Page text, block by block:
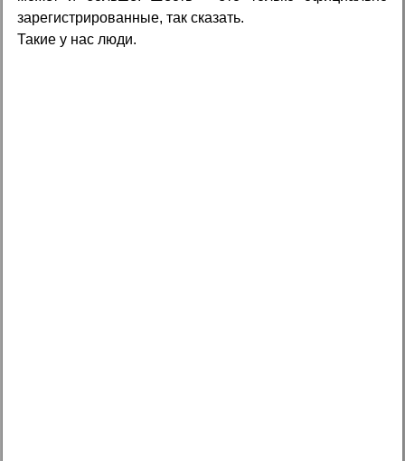
зарегистрированные, так сказать.
Такие у нас люди.